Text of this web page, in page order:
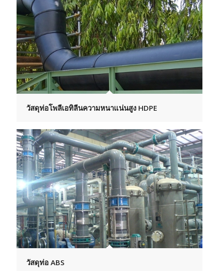
วัสดุท่อโพลีเอทิลีนความหนาแน่นสูง HDPE
วัสดุท่อ ABS